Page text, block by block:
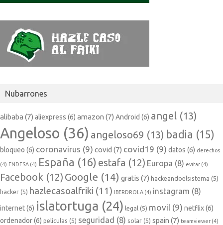
Nubarrones
alibaba (7) aliexpress (6) amazon (7) Android (6) angel (13)
Angeloso (36) angeloso69 (13) badia (15)
bloqueo (6) coronavirus (9) covid (7) covid19 (9) datos (6) derechos
(4) ENDESA (4) España (16) estafa (12) Europa (8) evitar (4)
Facebook (12) Google (14) gratis (7) hackeandoelsistema (5)
hacker (5) hazlecasoalfriki (11) IBERDROLA (4) instagram (8)
internet(6) islatortuga (24) legal (5) movil (9) netflix(6)
ordenador(6) películas (5) seguridad (8) solar (5) spain (7) teamviewer (4)